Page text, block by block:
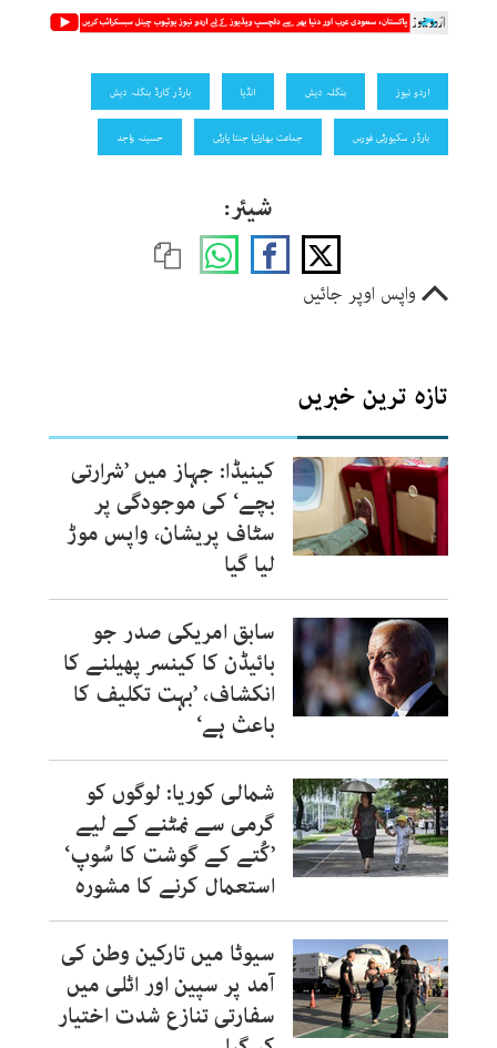
اردو نیوز بنگلہ دیش انڈیا بارڈر گارڈ بنگلہ دیش
بارڈر سکیورٹی فورس جماعت بھارتیا جنتا پارٹی حسینہ واجد
شیئر:
واپس اوپر جائیں
تازہ ترین خبریں
کینیڈا: جہاز میں ’شرارتی
بچے‘ کی موجودگی پر
سٹاف پریشان، واپس موڑ
لیا گیا
سابق امریکی صدر جو
بائیڈن کا کینسر پھیلنے کا
انکشاف، ’بہت تکلیف کا
باعث ہے‘
شمالی کوریا: لوگوں کو
گرمی سے نمٹنے کے لیے
’کُتے کے گوشت کا سُوپ‘
استعمال کرنے کا مشورہ
سیوٹا میں تارکین وطن کی
آمد پر سپین اور اٹلی میں
سفارتی تنازع شدت اختیار